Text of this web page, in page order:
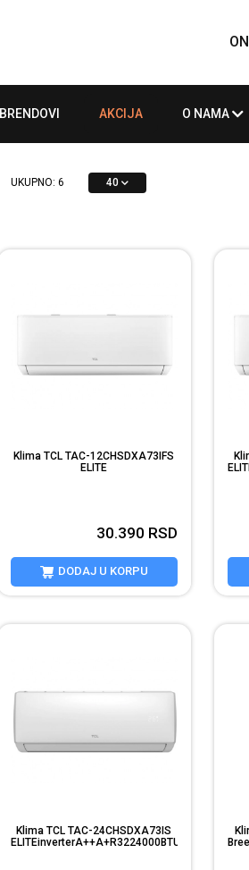
BRENDOVI AKCIJA O NAMA
UKUPNO: 6 40
Klima TCL TAC-12CHSDXA73IFS
ELITE
30.390 RSD
DODAJ U KORPU
Klima TCL TAC-24CHSDXA73IS
ELITEinverterA++A+R3224000BTUWiFi4DAB